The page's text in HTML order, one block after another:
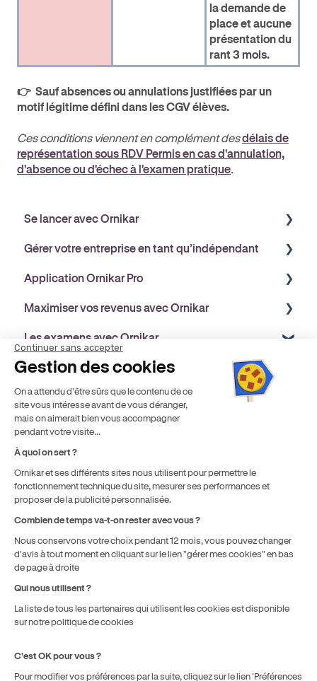
la demande de
place et aucune
présentation du
rant 3 mois.
👉 Sauf absences ou annulations justifiées par un
motif légitime défini dans les CGV élèves.
Ces conditions viennent en complément desdélais de
représentation sous RDV Permis en cas d'annulation,
d'absence ou d'échec à l'examen pratique.
Se lancer avec Ornikar
Comprendre Ornikar
Démarches administratives
Assurance & Réglementation
Financement
Gérer votre entreprise en tant qu’indépendant
Gérer votre entreprise
Protection sociale & Prévoyance
Matériel & Outils
Réglementation & Sécurité
Application Ornikar Pro
Découvrir l'application Ornikar Partners
Gérer votre planning
Suivi pédagogique des élèves
La Gestion des examens
Mon compte
Les notifications
Maximiser vos revenus avec Ornikar
Comprendre vos revenus avec Ornikar
Les primes et bonus Ornikar
Opter pour la TVA pour maximiser ses revenus
Bien organiser son planning pour optimiser son
Fidéliser ses élèves
Optimiser votre profil enseignant pour attirer plus
d’élèves
Les examens avec Ornikar
Comprendre le fonctionnement des examens
Demande et gestion des places d’examen
Accompagnement des élèves à l’examen
Votre véhicule d'Enseignant de la Conduite
Flotte Ornikar
Comment obtenir votre véhicule double
L'entretien de votre véhicule
Réglementation des véhicules
Élèves, Conduite accompagnée et Conduite
Supervisée
Supports pédagogiques
Conduite accompagnée : AAC
Conduite supervisée
Compétence 1 : Maîtriser le maniement du
Contacts utiles
Contacts Elèves Ornikar
Contacts Enseignants Partenaires
Ornikar et EVS unissent leurs forces 🚀
Continuer sans accepter
Gestion des cookies
On a attendu d'être sûrs que le contenu de ce
site vous intéresse avant de vous déranger,
mais on aimerait bien vous accompagner
pendant votre visite...
À quoi on sert ?
Ornikar et ses différents sites nous utilisent pour permettre le
fonctionnement technique du site, mesurer ses performances et
proposer de la publicité personnalisée.
Combien de temps va-t-on rester avec vous ?
Nous conservons votre choix pendant 12 mois, vous pouvez changer
d'avis à tout moment en cliquant sur le lien "gérer mes cookies" en bas
de page à droite
Qui nous utilisent ?
La liste de tous les partenaires qui utilisent les cookies est disponible
sur notre politique de cookies
C'est OK pour vous ?
Pour modifier vos préférences par la suite, cliquez sur le lien 'Préférences